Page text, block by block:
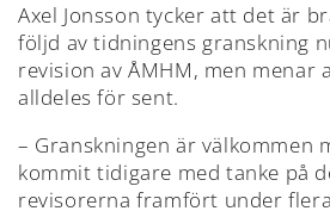
Axel Jonsson tycker att det är
följd av tidningens granskning
revision av ÅMHM, men menar
alldeles för sent.
– Granskningen är välkommen
kommit tidigare med tanke på
revisorerna framfört under